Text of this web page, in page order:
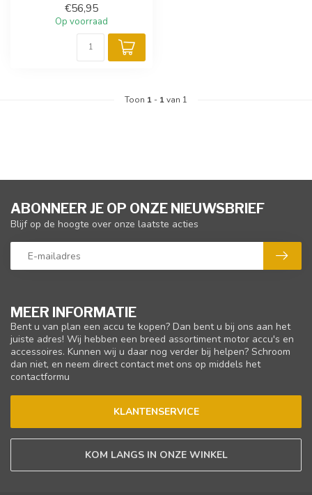
€56,95
Op voorraad
Toon 1 - 1van 1
MEER INFORMATIE
Bent u van plan een accu te kopen? Dan bent u bij ons aan het
juiste adres! Wij hebben een breed assortiment motor accu's en
accessoires. Kunnen wij u daar nog verder bij helpen? Schroom
dan niet, en neem direct contact met ons op middels het
contactformu
KLANTENSERVICE
KOM LANGS IN ONZE WINKEL
ABONNEER JE OP ONZE NIEUWSBRIEF
Blijf op de hoogte over onze laatste acties